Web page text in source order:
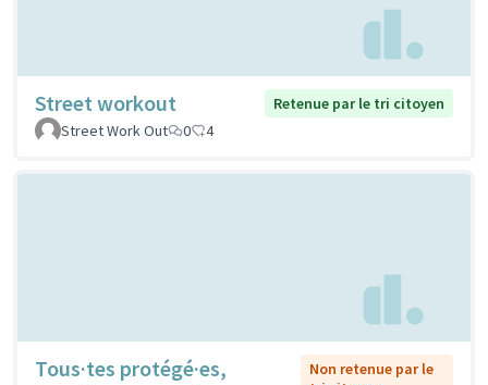
Street workout
Retenue par le tri citoyen
Street Work Out
0 4
Tous·tes protégé·es,
Non retenue par le